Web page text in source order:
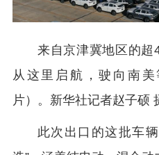
来自京津冀地区的超
从这里启航，驶向南
片）。新华社记者赵子硕
此次出口的这批车